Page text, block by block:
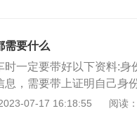
需要什么
时一定要带好以下资料:
息，需要带上证明自己身
的东西是没有过期的灭火
07-17 16:18:55 阅读